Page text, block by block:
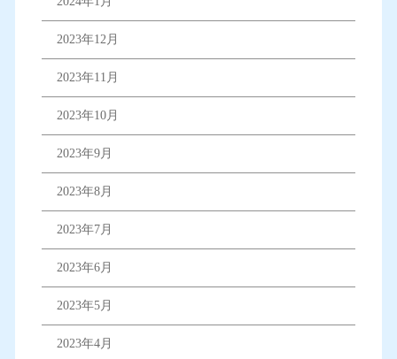
2023年12月
2023年11月
2023年10月
2023年9月
2023年8月
2023年7月
2023年6月
2023年5月
2023年4月